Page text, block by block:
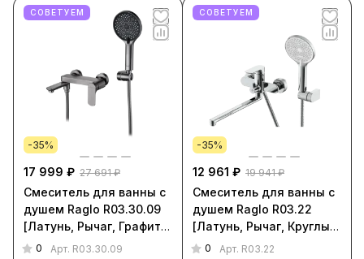
СОВЕТУЕМ
-35%
17 999 ₽ 27 691 ₽
Смеситель для ванны с
душем Raglo R03.30.09
[Латунь, Рычаг, Графит,
R03.30.09]
0 Арт. R03.30.09
СОВЕТУЕМ
-35%
12 961 ₽ 19 941 ₽
Смеситель для ванны с
душем Raglo R03.22
[Латунь, Рычаг, Круглый,
Хром, R03.22]
0 Арт. R03.22